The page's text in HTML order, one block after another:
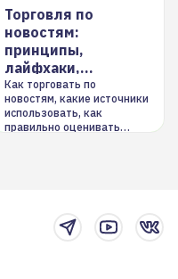
Торговля по
новостям:
принципы,
лайфхаки,
инструменты
Как торговать по
новостям, какие источники
использовать, как
правильно оценивать